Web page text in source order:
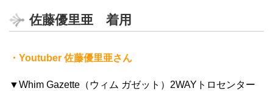
佐藤優里亜 着用
・Youtuber 佐藤優里亜さん
▼Whim Gazette（ウィム ガゼット）2WAYトロセンター